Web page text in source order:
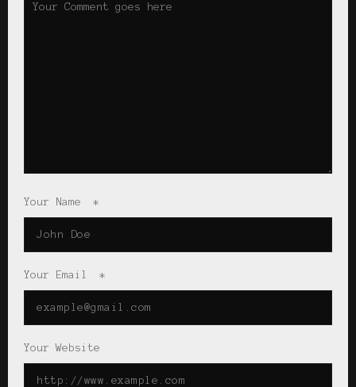
Your Name *
Your Email *
Your Website